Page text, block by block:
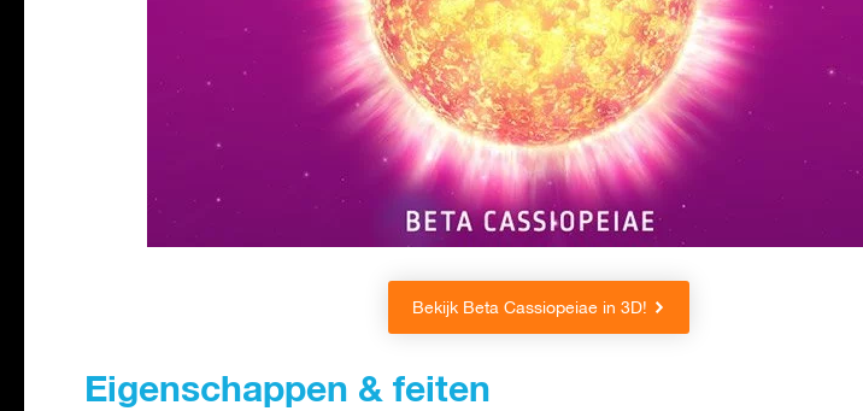
Bekijk Beta Cassiopeiae in 3D!
Eigenschappen & feiten